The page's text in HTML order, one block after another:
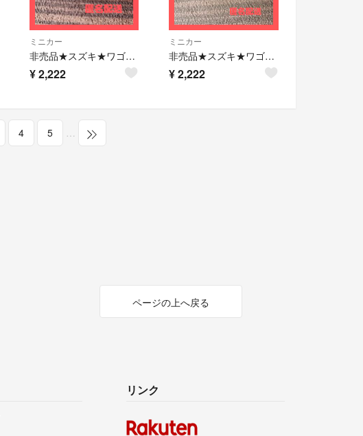
ミニカー
非売品★スズキ★ワゴンR★スティングレー ★ミニカー ★シルバー★プルバックカー
¥2,222
ミニカー
非売品★スズキ★ワゴンR★ブラック★プルバックカー
¥2,222
4 5 …
ページの上へ戻る
リンク